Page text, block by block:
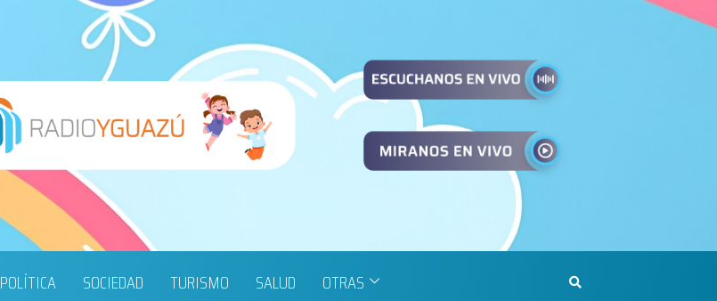
POLÍTICA SOCIEDAD TURISMO SALUD OTRAS